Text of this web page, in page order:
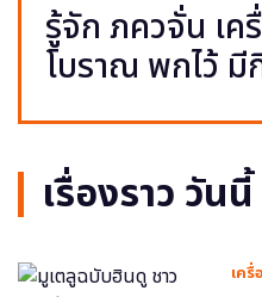
รู้จัก ภควจั่น เค
โบราณ พกไว้ มี
เรื่องราว วันนี้
เครื่